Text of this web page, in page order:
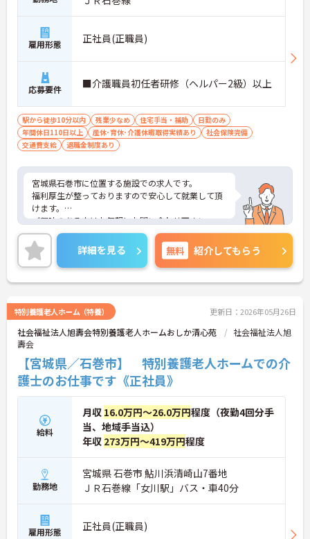
雇用形態 正社員(正職員)
応募要件 ■介護職員初任者研修（ヘルパー2級）以上
駅から徒歩10分以内 残業少なめ 住宅手当・補助
日勤のみ
年間休日110日以上
産休･育休･介護休暇取得実績あり
社会保険完備
交通費支給
退職金制度あり
宮城県石巻市に位置する施設での求人です。
福利厚生が整っておりますので安心して就業して頂
けます。
ご興味のある方はお気軽にお問い合わせ下さい。
詳細を見る 無料 紹介してもらう
特別養護老人ホーム（特養） 更新日：2026年05月26日
社会福祉法人旭壽会特別養護老人ホームおしか清心苑
社会福祉法人旭
壽会
【宮城県／石巻市】 特別養護老人ホームでの介
護士のお仕事です《正社員》
給料
月収 16.0万円～26.0万円程度（夜勤4回分手
当、地域手当込）
年収 273万円～419万円程度
勤務地
宮城県 石巻市 鮎川浜清崎山7番地
ＪＲ石巻線「女川駅」バス・車40分
雇用形態 正社員(正職員)